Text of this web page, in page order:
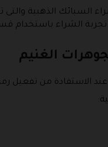
الذهبية والتى
الغنيم
الاستفادة من تفعيل